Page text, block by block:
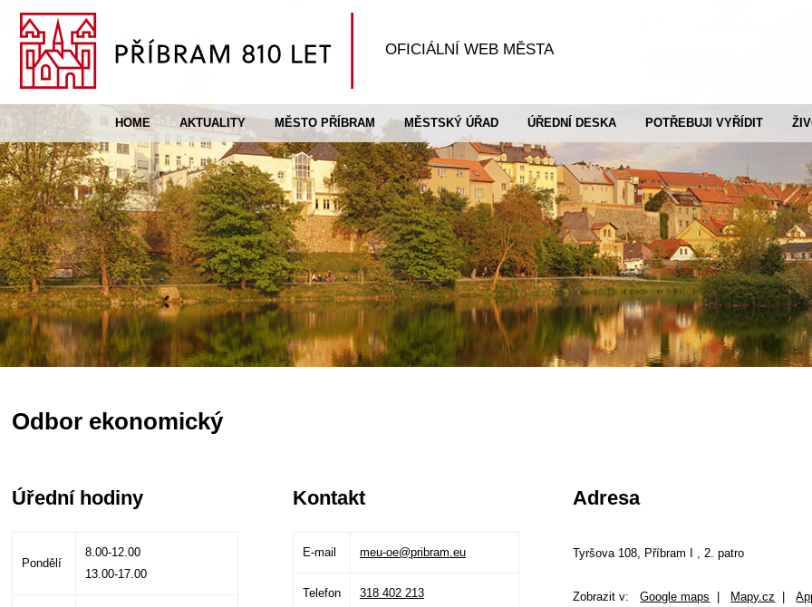
OFICIÁLNÍ WEB MĚSTA
HOME AKTUALITY MĚSTO PŘÍBRAM MĚSTSKÝ ÚŘAD ÚŘEDNÍ DESKA POTŘEBUJI VYŘÍDIT
Odbor ekonomický
Úřední hodiny
Pondělí
8.00-12.00
13.00-17.00
Kontakt
E-mail meu-oe@pribram.eu
Telefon 318 402 213
Adresa
Tyršova 108, Příbram I , 2. patro
Zobrazit v:Google maps Mapy.cz |